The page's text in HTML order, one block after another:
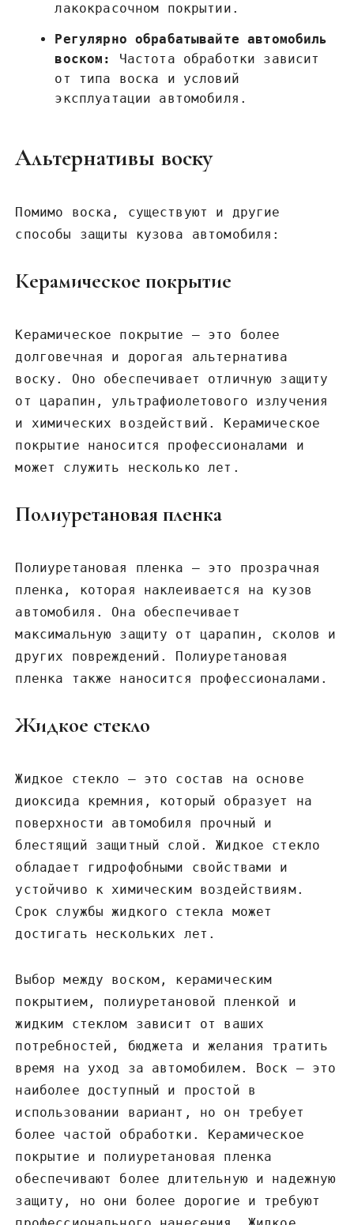
лакокрасочном покрытии.
Регулярно обрабатывайте автомобиль
воском:
Частота обработки зависит
от типа воска и условий
эксплуатации автомобиля.
Альтернативы воску
Помимо воска, существуют и другие
способы защиты кузова автомобиля:
Керамическое покрытие
Керамическое покрытие – это более
долговечная и дорогая альтернатива
воску. Оно обеспечивает отличную защиту
от царапин, ультрафиолетового излучения
и химических воздействий. Керамическое
покрытие наносится профессионалами и
может служить несколько лет.
Полиуретановая пленка
Полиуретановая пленка – это прозрачная
пленка, которая наклеивается на кузов
автомобиля. Она обеспечивает
максимальную защиту от царапин, сколов и
других повреждений. Полиуретановая
пленка также наносится профессионалами.
Жидкое стекло
Жидкое стекло – это состав на основе
диоксида кремния, который образует на
поверхности автомобиля прочный и
блестящий защитный слой. Жидкое стекло
обладает гидрофобными свойствами и
устойчиво к химическим воздействиям.
Срок службы жидкого стекла может
достигать нескольких лет.
Выбор между воском, керамическим
покрытием, полиуретановой пленкой и
жидким стеклом зависит от ваших
потребностей, бюджета и желания тратить
время на уход за автомобилем. Воск – это
наиболее доступный и простой в
использовании вариант, но он требует
более частой обработки. Керамическое
покрытие и полиуретановая пленка
обеспечивают более длительную и надежную
защиту, но они более дорогие и требуют